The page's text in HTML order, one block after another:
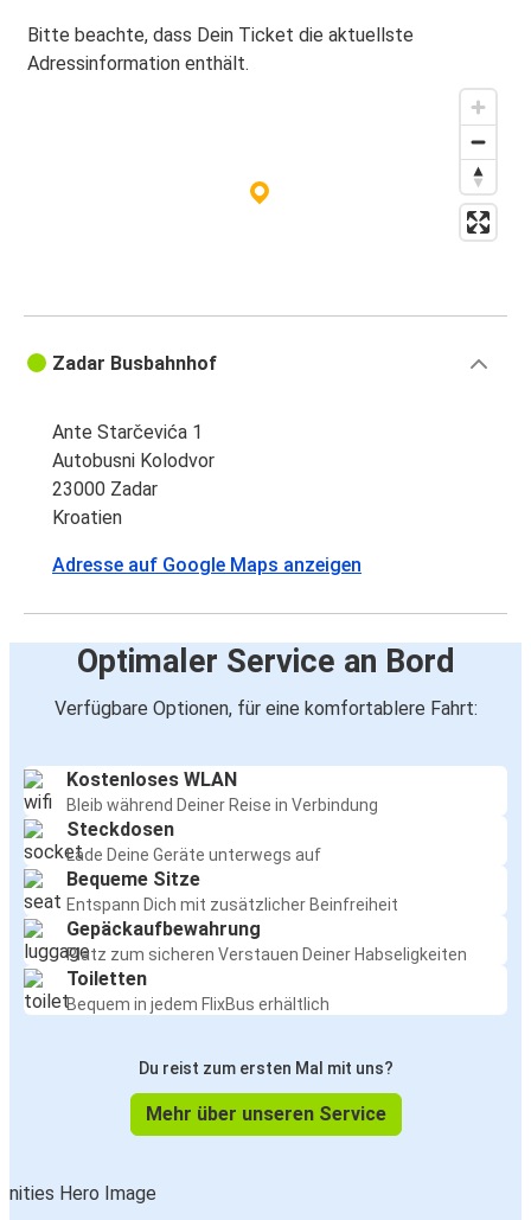
Bitte beachte, dass Dein Ticket die aktuellste
Adressinformation enthält.
Zadar Busbahnhof
Ante Starčevića 1
Autobusni Kolodvor
23000 Zadar
Kroatien
Adresse auf Google Maps anzeigen
Optimaler Service an Bord
Verfügbare Optionen, für eine komfortablere Fahrt:
Kostenloses WLAN
Bleib während Deiner Reise in Verbindung
Steckdosen
Lade Deine Geräte unterwegs auf
Bequeme Sitze
Entspann Dich mit zusätzlicher Beinfreiheit
Gepäckaufbewahrung
Platz zum sicheren Verstauen Deiner Habseligkeiten
Toiletten
Bequem in jedem FlixBus erhältlich
Du reist zum ersten Mal mit uns?
Mehr über unseren Service